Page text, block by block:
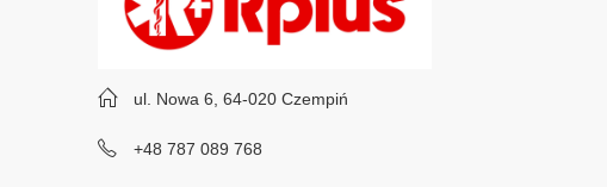
ul. Nowa 6, 64-020 Czempiń
+48 787 089 768